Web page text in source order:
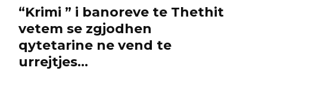
“Krimi ” i banoreve te Thethit
vetem se zgjodhen
qytetarine ne vend te
urrejtjes…